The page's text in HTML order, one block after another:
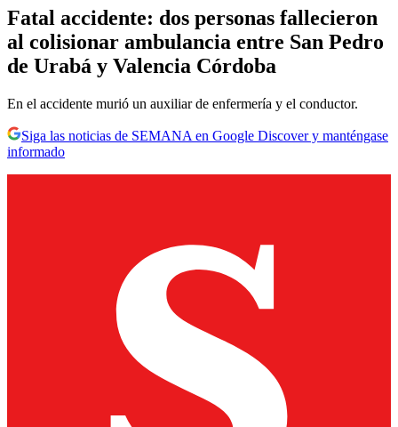
Fatal accidente: dos personas fallecieron
al colisionar ambulancia entre San Pedro
de Urabá y Valencia Córdoba
En el accidente murió un auxiliar de enfermería y el conductor.
Siga las noticias de SEMANA en Google Discover y manténgase
informado